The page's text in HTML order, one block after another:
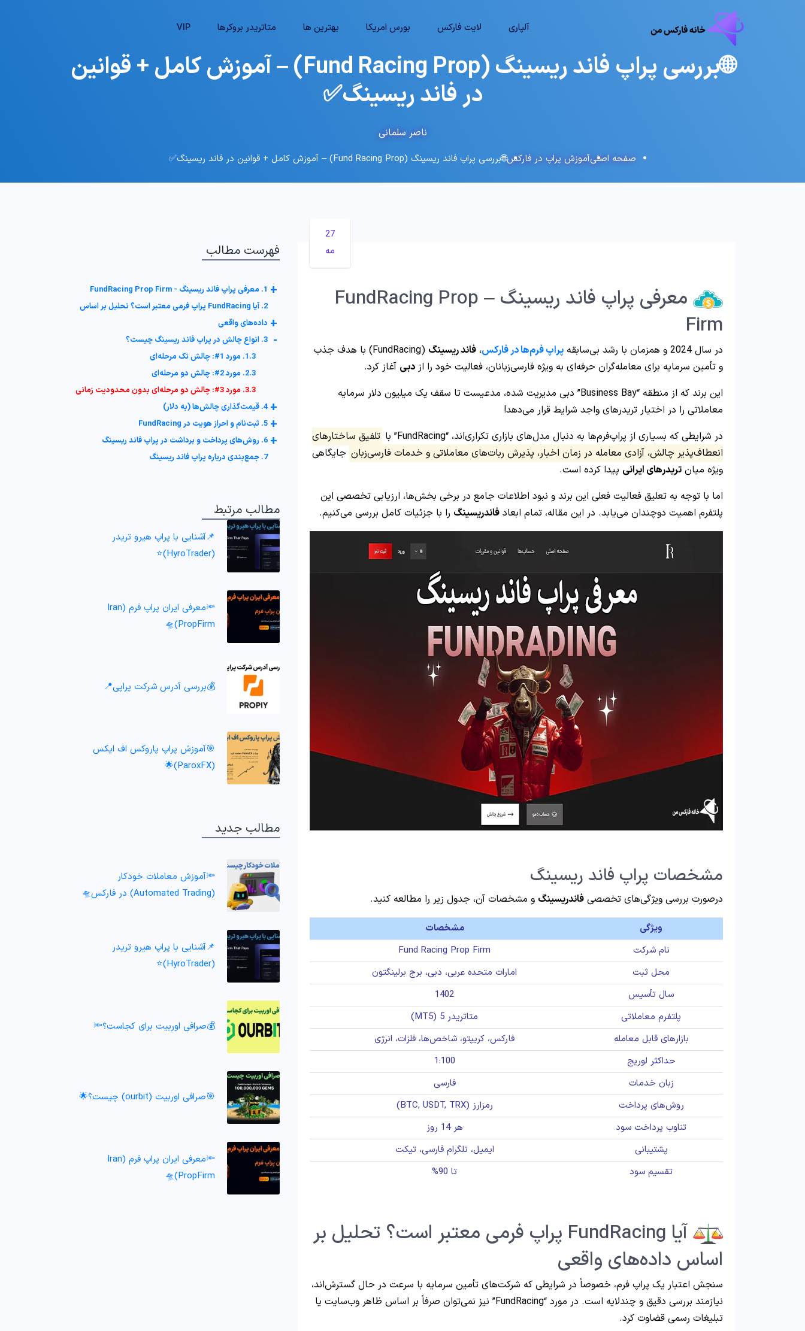
آلپاری لایت فارکس بورس امریکا بهترین ها متاتریدر بروکرها VIP
🌐بررسی پراپ فاند ریسینگ (Fund Racing Prop) – آموزش کامل + قوانین
در فاند ریسینگ✅
ناصر سلمانی
صفحه اصلیآموزش پراپ در فارکس🌐بررسی پراپ فاند ریسینگ (Fund Racing Prop) – آموزش کامل + قوانین در فاند ریسینگ✅
27
مه
معرفی پراپ فاند ریسینگ – FundRacing Prop
Firm
در سال 2024 و همزمان با رشد بی‌سابقه پراپ فرم‌ها در فارکس، فاند ریسینگ
(FundRacing) با هدف جذب
و تأمین سرمایه برای معامله‌گران حرفه‌ای به ویژه فارسی‌زبانان، فعالیت خود را از دبی آغاز کرد.
این برند که از منطقه “Business Bay” دبی مدیریت شده، مدعیست تا سقف یک میلیون دلار سرمایه
معاملاتی را در اختیار تریدرهای واجد شرایط قرار می‌دهد!
در شرایطی که بسیاری از پراپ‌فرم‌ها به دنبال مدل‌های بازاری تکراری‌اند، “FundRacing” با
تلفیق ساختارهای
انعطاف‌پذیر چالش، آزادی معامله در زمان اخبار، پذیرش ربات‌های معاملاتی و خدمات فارسی‌زبان جایگاهی
ویژه میان تریدرهای ایرانی پیدا کرده است.
اما با توجه به تعلیق فعالیت فعلی این برند و نبود اطلاعات جامع در برخی بخش‌ها، ارزیابی تخصصی این
پلتفرم اهمیت دوچندان می‌یابد. در این مقاله، تمام ابعاد فاندریسینگ را با جزئیات کامل بررسی می‌کنیم.
مشخصات پراپ فاند ریسینگ
درصورت بررسی ویژگی‌های تخصصی فاندریسینگ و مشخصات آن، جدول زیر را مطالعه کنید.
ویژگی
مشخصات
نام شرکت
Fund Racing Prop Firm
محل ثبت
امارات متحده عربی، دبی، برج برلینگتون
سال تأسیس
1402
پلتفرم معاملاتی
متاتریدر 5 (MT5)
بازارهای قابل معامله
فارکس، کریپتو، شاخص‌ها، فلزات، انرژی
حداکثر لوریج
1:100
زبان خدمات
فارسی
روش‌های پرداخت
رمزارز (BTC, USDT, TRX)
تناوب پرداخت سود
هر 14 روز
پشتیبانی
ایمیل، تلگرام فارسی، تیکت
تقسیم سود
تا 90%
آیا FundRacing پراپ فرمی معتبر است؟ تحلیل بر
اساس داده‌های واقعی
سنجش اعتبار یک پراپ فرم، خصوصاً در شرایطی که شرکت‌های تأمین سرمایه با سرعت در حال گسترش‌اند،
نیازمند بررسی دقیق و چند‌لایه است. در مورد “FundRacing” نیز نمی‌توان صرفاً بر اساس ظاهر وب‌سایت یا
تبلیغات رسمی قضاوت کرد.
فهرست مطالب
1. معرفی پراپ فاند ریسینگ - FundRacing Prop Firm +
2. آیا FundRacing پراپ فرمی معتبر است؟ تحلیل بر اساس
داده‌های واقعی +
3. انواع چالش در پراپ فاند ریسینگ چیست؟ -
1.3. مورد 1#: چالش تک مرحله‌ای
2.3. مورد 2#: چالش دو مرحله‌ای
3.3. مورد 3#: چالش دو مرحله‌ای بدون محدودیت زمانی
4. قیمت‌گذاری چالش‌ها (به دلار) +
5. ثبت‌نام و احراز هویت در FundRacing +
6. روش‌های پرداخت و برداشت در پراپ فاند ریسینگ +
7. جمع‌بندی درباره پراپ فاند ریسینگ
مطالب مرتبط
📌آشنایی با پراپ هیرو تریدر
(HyroTrader)⭐️
🔦معرفی ایران پراپ فرم (Iran
PropFirm)🛸
💰بررسی آدرس شرکت پراپی📍
🎯آموزش پراپ پاروکس اف ایکس
(ParoxFX)🌟
مطالب جدید
🔦آموزش معاملات خودکار
(Automated Trading) در فارکس🛸
📌آشنایی با پراپ هیرو تریدر
(HyroTrader)⭐️
💰صرافی اوربیت برای کجاست؟🔦
🎯صرافی اوربیت (ourbit) چیست؟🌟
🔦معرفی ایران پراپ فرم (Iran
PropFirm)🛸